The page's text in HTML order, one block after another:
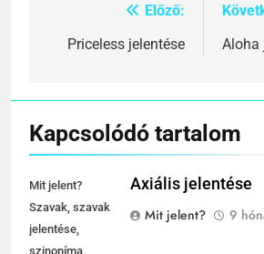
Bejegyzés
navigáció
Előző:
Priceless jelentése
Aloha
Kapcsolódó tartalom
Mit jelent?
Szavak, szavak
jelentése,
szinoníma,
Axiális jelentése
Mit jelent?
9